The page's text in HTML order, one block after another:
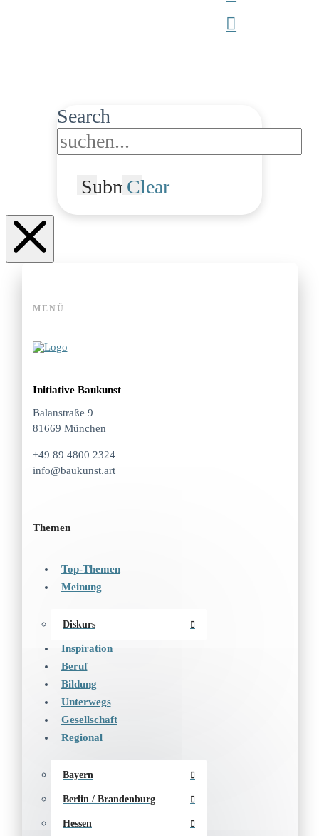
Search
SubmitClear
MENÜ
Initiative Baukunst
Balanstraße 9
81669 München
+49 89 4800 2324
info@baukunst.art
Themen
Top-Themen
Meinung
Diskurs
Inspiration
Beruf
Bildung
Unterwegs
Gesellschaft
Regional
Bayern
Berlin / Brandenburg
Hessen